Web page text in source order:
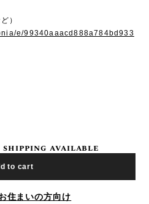
）
e/99340aaacd888a784bd933
available
to cart
住まいの方向け